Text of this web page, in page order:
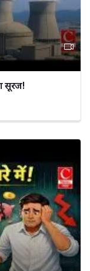
सूरज!